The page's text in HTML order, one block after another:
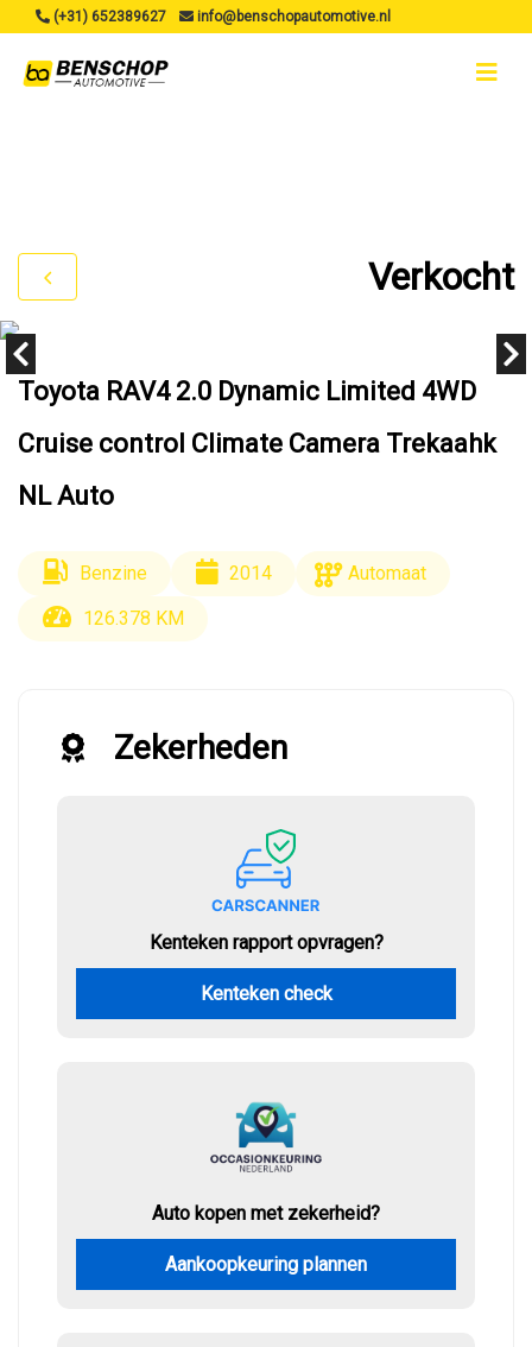
(+31) 652389627 info@benschopautomotive.nl
Verkocht
Toyota RAV4 2.0 Dynamic Limited 4WD
Cruise control Climate Camera Trekaahk
NL Auto
Benzine 2014
Automaat
126.378 KM
Zekerheden
Kenteken rapport opvragen?
Kenteken check
Auto kopen met zekerheid?
Aankoopkeuring plannen